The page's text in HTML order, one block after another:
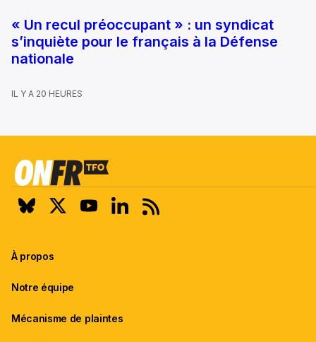
« Un recul préoccupant » : un syndicat
s’inquiète pour le français à la Défense
nationale
IL Y A 20 HEURES
À propos
Notre équipe
Mécanisme de plaintes